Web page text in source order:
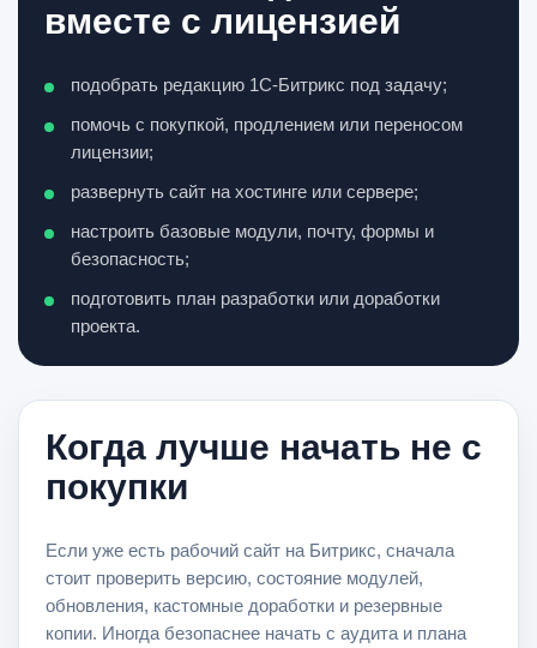
вместе с лицензией
подобрать редакцию 1С-Битрикс под задачу;
помочь с покупкой, продлением или переносом
лицензии;
развернуть сайт на хостинге или сервере;
настроить базовые модули, почту, формы и
безопасность;
подготовить план разработки или доработки
проекта.
Когда лучше начать не с
покупки
Если уже есть рабочий сайт на Битрикс, сначала
стоит проверить версию, состояние модулей,
обновления, кастомные доработки и резервные
копии. Иногда безопаснее начать с аудита и плана